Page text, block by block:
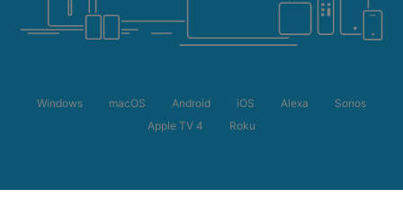
Windows macOS Android iOS Alexa
Sonos
Apple TV 4
Roku